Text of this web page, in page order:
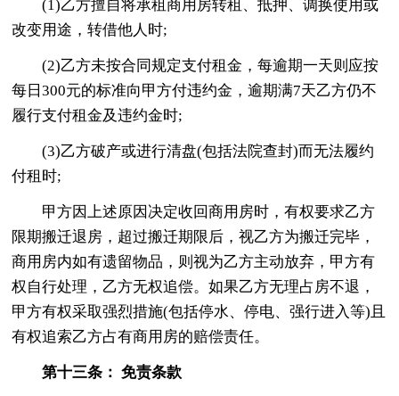
(1)乙方擅自将承租商用房转租、抵押、调换使用或
改变用途，转借他人时;
(2)乙方未按合同规定支付租金，每逾期一天则应按
每日300元的标准向甲方付违约金，逾期满7天乙方仍不
履行支付租金及违约金时;
(3)乙方破产或进行清盘(包括法院查封)而无法履约
付租时;
甲方因上述原因决定收回商用房时，有权要求乙方
限期搬迁退房，超过搬迁期限后，视乙方为搬迁完毕，
商用房内如有遗留物品，则视为乙方主动放弃，甲方有
权自行处理，乙方无权追偿。如果乙方无理占房不退，
甲方有权采取强烈措施(包括停水、停电、强行进入等)且
有权追索乙方占有商用房的赔偿责任。
第十三条： 免责条款